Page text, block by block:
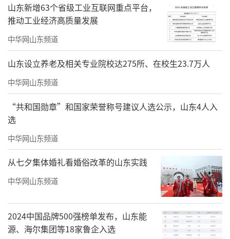
项目的基石，自地脉开始便立于价值的更
高处。
君一·伴山鸣樾雄踞崂山贵脉、山海兼得
之地。这不仅是地理意义上的占据，更是对一
种稀缺生活方式的奢享。举步可达的城市繁
华，转身即入的静谧山林，实现了“出则繁
山东新增63个省级工业互联网重点平台，
推动工业经济高质量发展
中华网山东频道
山东设立养老及相关专业院校达275所、在校生23.7万人
中华网山东频道
“共和国勋章”和国家荣誉称号建议人选公示，山东4人入
选
中华网山东频道
从七夕集体婚礼看婚俗改革的山东实践
中华网山东频道
2024中国品牌500强榜单发布，山东能
源、海尔集团等18家鲁企入选